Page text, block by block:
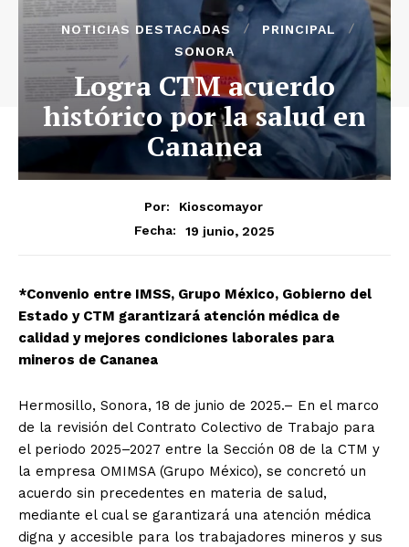
NOTICIAS DESTACADAS
PRINCIPAL
SONORA
Logra CTM acuerdo
histórico por la salud en
Cananea
Por:
Kioscomayor
Fecha:
19 junio, 2025
*Convenio entre IMSS, Grupo México, Gobierno del
Estado y CTM garantizará atención médica de
calidad y mejores condiciones laborales para
mineros de Cananea
Hermosillo, Sonora, 18 de junio de 2025.– En el marco
de la revisión del Contrato Colectivo de Trabajo para
el periodo 2025–2027 entre la Sección 08 de la CTM y
la empresa OMIMSA (Grupo México), se concretó un
acuerdo sin precedentes en materia de salud,
mediante el cual se garantizará una atención médica
digna y accesible para los trabajadores mineros y sus